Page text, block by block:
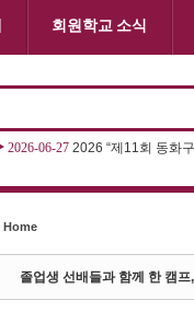
회원학교 소식
2026-06-27 2026 “제11회 동화
Home
졸업생 선배들과 함께 한 캠